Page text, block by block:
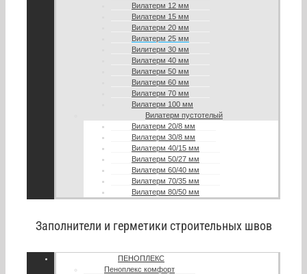
Вилатерм 12 мм
Вилатерм 15 мм
Вилатерм 20 мм
Вилатерм 25 мм
Вилитерм 30 мм
Вилатерм 40 мм
Вилатерм 50 мм
Вилатерм 60 мм
Вилатерм 70 мм
Вилатерм 100 мм
Вилатерм пустотелый
Вилатерм 20/8 мм
Вилатерм 30/8 мм
Вилатерм 40/15 мм
Вилатерм 50/27 мм
Вилатерм 60/40 мм
Вилатерм 70/35 мм
Вилатерм 80/50 мм
Заполнители и герметики строительных швов
ПЕНОПЛЕКС
Пеноплекс комфорт